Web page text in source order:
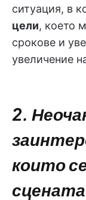
ситуация, в
цели, което
срокове и
увеличение
2.
които
сцената